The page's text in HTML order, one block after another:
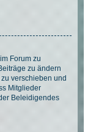
Forum zu
zu ändern
verschieben und
Mitglieder
Beleidigendes